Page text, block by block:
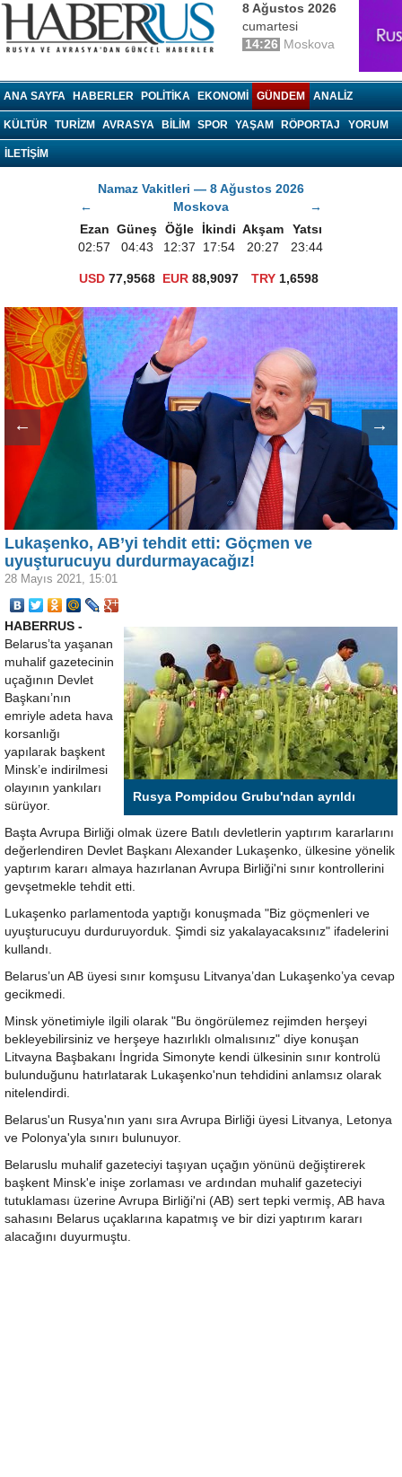
8 Ağustos 2026
cumartesi
14:26 Moskova
ANA SAYFA HABERLER POLITIKA EKONOMI GÜNDEM ANALIZ
KÜLTÜR TURIZM AVRASYA BILIM SPOR YAŞAM RÖPORTAJ YORUM
İLETİŞİM
Namaz Vakitleri — 8 Ağustos 2026
←
Moskova
→
Ezan Güneş Öğle İkindi Akşam
Yatsı
02:57
04:43 12:37 17:54 20:27 23:44
USD 77,9568 EUR 88,9097 TRY1,6598
← →
Lukaşenko, AB’yi tehdit etti: Göçmen ve
uyuşturucuyu durdurmayacağız!
28 Mayıs 2021, 15:01
Rusya Pompidou Grubu'ndan ayrıldı
HABERRUS -
Belarus’ta yaşanan
muhalif gazetecinin
uçağının Devlet
Başkanı’nın
emriyle adeta hava
korsanlığı
yapılarak başkent
Minsk’e indirilmesi
olayının yankıları
sürüyor.
Başta Avrupa Birliği olmak üzere Batılı devletlerin yaptırım kararlarını
değerlendiren Devlet Başkanı Alexander Lukaşenko, ülkesine yönelik
yaptırım kararı almaya hazırlanan Avrupa Birliği'ni sınır kontrollerini
gevşetmekle tehdit etti.
Lukaşenko parlamentoda yaptığı konuşmada "Biz göçmenleri ve
uyuşturucuyu durduruyorduk. Şimdi siz yakalayacaksınız" ifadelerini
kullandı.
Belarus’un AB üyesi sınır komşusu Litvanya’dan Lukaşenko’ya cevap
gecikmedi.
Minsk yönetimiyle ilgili olarak "Bu öngörülemez rejimden herşeyi
bekleyebilirsiniz ve herşeye hazırlıklı olmalısınız" diye konuşan
Litvayna Başbakanı İngrida Simonyte kendi ülkesinin sınır kontrolü
bulunduğunu hatırlatarak Lukaşenko'nun tehdidini anlamsız olarak
nitelendirdi.
Belarus'un Rusya'nın yanı sıra Avrupa Birliği üyesi Litvanya, Letonya
ve Polonya'yla sınırı bulunuyor.
Belaruslu muhalif gazeteciyi taşıyan uçağın yönünü değiştirerek
başkent Minsk'e inişe zorlaması ve ardından muhalif gazeteciyi
tutuklaması üzerine Avrupa Birliği'ni (AB) sert tepki vermiş, AB hava
sahasını Belarus uçaklarına kapatmış ve bir dizi yaptırım kararı
alacağını duyurmuştu.